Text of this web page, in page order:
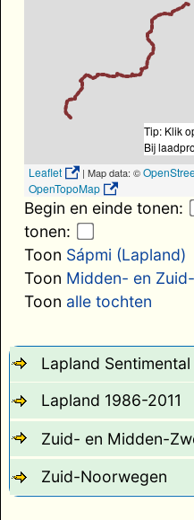
Tip: Klik
Bij
Leaflet
| Map data: ©
OpenTopoMap
Begin en einde tonen:
tonen:
Toon Sápmi (Lapland)
Toon Midden- en
Toon alle tochten
Lapland
Lapland 1986-2011
Zuid- en Midden-
Zuid-Noorwegen